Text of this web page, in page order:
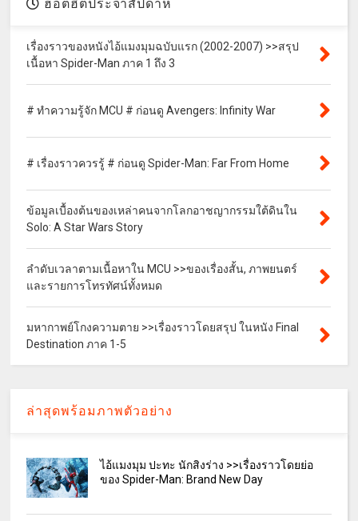
ฮ็อตฮิตประจำสัปดาห์
เรื่องราวของหนังไอ้แมงมุมฉบับแรก (2002-2007) >>สรุป
เนื้อหา Spider-Man ภาค 1 ถึง 3
# ทำความรู้จัก MCU # ก่อนดู Avengers: Infinity War
# เรื่องราวควรรู้ # ก่อนดู Spider-Man: Far From Home
ข้อมูลเบื้องต้นของเหล่าคนจากโลกอาชญากรรมใต้ดินใน
Solo: A Star Wars Story
ลำดับเวลาตามเนื้อหาใน MCU >>ของเรื่องสั้น, ภาพยนตร์
และรายการโทรทัศน์ทั้งหมด
มหากาพย์โกงความตาย >>เรื่องราวโดยสรุป ในหนัง Final
Destination ภาค 1-5
ล่าสุดพร้อมภาพตัวอย่าง
ไอ้แมงมุม ปะทะ นักสิงร่าง >>เรื่องราวโดยย่อ
ของ Spider-Man: Brand New Day